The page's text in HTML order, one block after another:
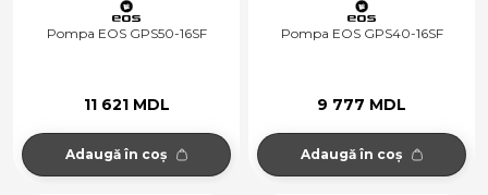
Pompa EOS GPS50-16SF
11 621 MDL
Adaugă în coș
Pompa EOS GPS40-16SF
9 777 MDL
Adaugă în coș